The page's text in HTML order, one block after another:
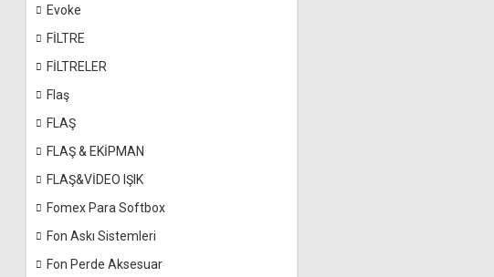
Evoke
FİLTRE
FİLTRELER
Flaş
FLAŞ
FLAŞ & EKİPMAN
FLAŞ&VİDEO IŞIK
Fomex Para Softbox
Fon Askı Sistemleri
Fon Perde Aksesuar